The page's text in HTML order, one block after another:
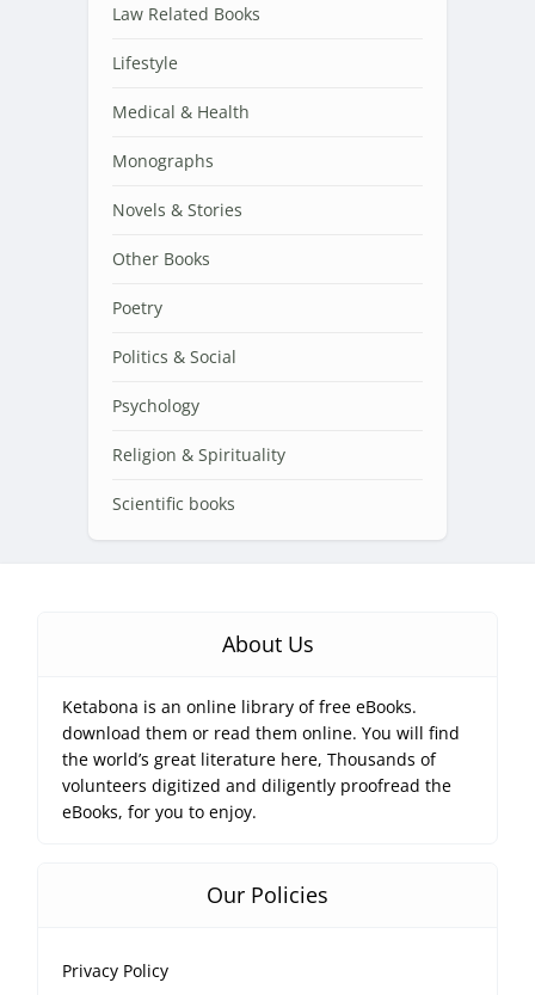
Law Related Books
Lifestyle
Medical & Health
Monographs
Novels & Stories
Other Books
Poetry
Politics & Social
Psychology
Religion & Spirituality
Scientific books
About Us
Ketabona is an online library of free eBooks.
download them or read them online. You will find
the world’s great literature here, Thousands of
volunteers digitized and diligently proofread the
eBooks, for you to enjoy.
Our Policies
Privacy Policy